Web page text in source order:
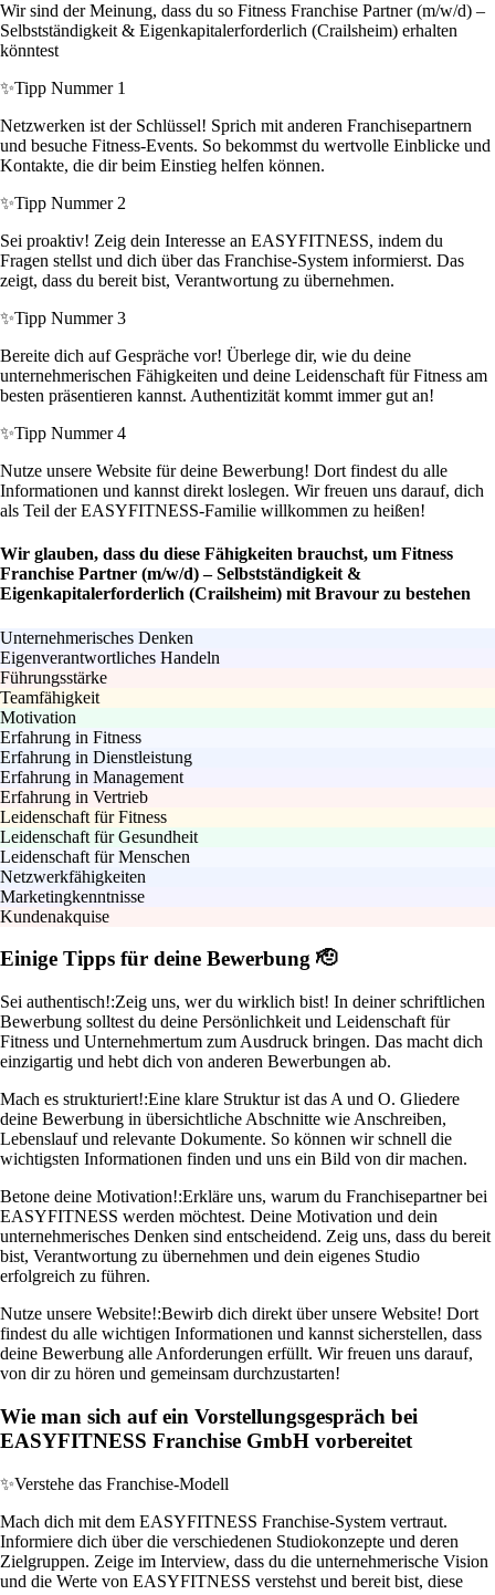
Wir sind der Meinung, dass du so Fitness Franchise Partner (m/w/d) –
Selbstständigkeit & Eigenkapitalerforderlich (Crailsheim) erhalten
könntest
✨Tipp Nummer 1
Netzwerken ist der Schlüssel! Sprich mit anderen Franchisepartnern
und besuche Fitness-Events. So bekommst du wertvolle Einblicke und
Kontakte, die dir beim Einstieg helfen können.
✨Tipp Nummer 2
Sei proaktiv! Zeig dein Interesse an EASYFITNESS, indem du
Fragen stellst und dich über das Franchise-System informierst. Das
zeigt, dass du bereit bist, Verantwortung zu übernehmen.
✨Tipp Nummer 3
Bereite dich auf Gespräche vor! Überlege dir, wie du deine
unternehmerischen Fähigkeiten und deine Leidenschaft für Fitness am
besten präsentieren kannst. Authentizität kommt immer gut an!
✨Tipp Nummer 4
Nutze unsere Website für deine Bewerbung! Dort findest du alle
Informationen und kannst direkt loslegen. Wir freuen uns darauf, dich
als Teil der EASYFITNESS-Familie willkommen zu heißen!
Wir glauben, dass du diese Fähigkeiten brauchst, um Fitness
Franchise Partner (m/w/d) – Selbstständigkeit &
Eigenkapitalerforderlich (Crailsheim) mit Bravour zu bestehen
Unternehmerisches Denken
Eigenverantwortliches Handeln
Führungsstärke
Teamfähigkeit
Motivation
Erfahrung in Fitness
Erfahrung in Dienstleistung
Erfahrung in Management
Erfahrung in Vertrieb
Leidenschaft für Fitness
Leidenschaft für Gesundheit
Leidenschaft für Menschen
Netzwerkfähigkeiten
Marketingkenntnisse
Kundenakquise
Einige Tipps für deine Bewerbung 🫡
Sei authentisch!:Zeig uns, wer du wirklich bist! In deiner schriftlichen
Bewerbung solltest du deine Persönlichkeit und Leidenschaft für
Fitness und Unternehmertum zum Ausdruck bringen. Das macht dich
einzigartig und hebt dich von anderen Bewerbungen ab.
Mach es strukturiert!:Eine klare Struktur ist das A und O. Gliedere
deine Bewerbung in übersichtliche Abschnitte wie Anschreiben,
Lebenslauf und relevante Dokumente. So können wir schnell die
wichtigsten Informationen finden und uns ein Bild von dir machen.
Betone deine Motivation!:Erkläre uns, warum du Franchisepartner bei
EASYFITNESS werden möchtest. Deine Motivation und dein
unternehmerisches Denken sind entscheidend. Zeig uns, dass du bereit
bist, Verantwortung zu übernehmen und dein eigenes Studio
erfolgreich zu führen.
Nutze unsere Website!:Bewirb dich direkt über unsere Website! Dort
findest du alle wichtigen Informationen und kannst sicherstellen, dass
deine Bewerbung alle Anforderungen erfüllt. Wir freuen uns darauf,
von dir zu hören und gemeinsam durchzustarten!
Wie man sich auf ein Vorstellungsgespräch bei
EASYFITNESS Franchise GmbH vorbereitet
✨Verstehe das Franchise-Modell
Mach dich mit dem EASYFITNESS Franchise-System vertraut.
Informiere dich über die verschiedenen Studiokonzepte und deren
Zielgruppen. Zeige im Interview, dass du die unternehmerische Vision
und die Werte von EASYFITNESS verstehst und bereit bist, diese